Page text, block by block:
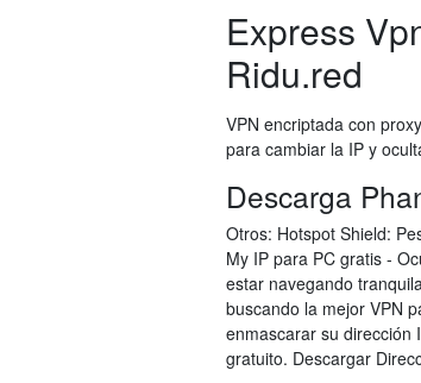
Express
Ridu.red
VPN encriptada con
para cambiar la IP y
Descarga
Otros: Hotspot Shield:
My IP para PC gratis -
estar navegando
buscando la mejor VPN
enmascarar su dirección
gratuito. Descargar